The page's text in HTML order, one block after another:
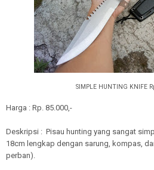
SIMPLE HUNTING KNIFE
Harga : Rp. 85.000,-
Deskripsi : Pisau hunting yang sangat
18cm lengkap dengan sarung, kompas,
perban).